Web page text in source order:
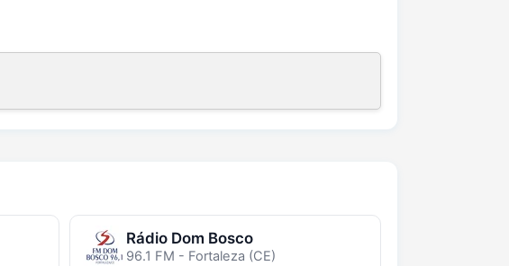
Rádio Dom Bosco
96.1 FM - Fortaleza (CE)